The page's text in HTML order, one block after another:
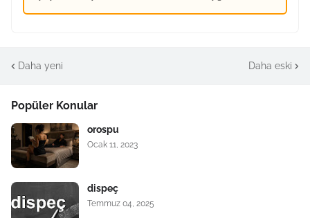
Daha yeni Daha eski
Popüler Konular
orospu
Ocak 11, 2023
dispeç
Temmuz 04, 2025